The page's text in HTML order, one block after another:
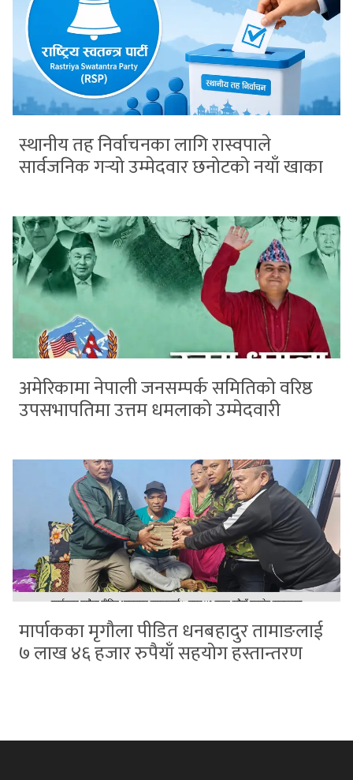
स्थानीय तह निर्वाचनका लागि रास्वपाले
सार्वजनिक गर्‍यो उम्मेदवार छनोटको नयाँ खाका
अमेरिकामा नेपाली जनसम्पर्क समितिको वरिष्ठ
उपसभापतिमा उत्तम धमलाको उम्मेदवारी
मार्पाकका मृगौला पीडित धनबहादुर तामाङलाई
७ लाख ४६ हजार रुपैयाँ सहयोग हस्तान्तरण